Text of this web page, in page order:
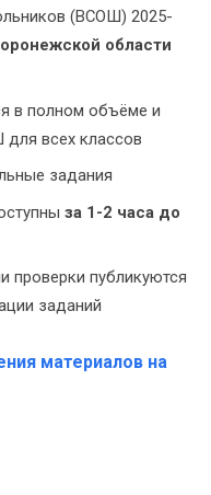
(ВСОШ) 2025-
области
в полном объёме и
всех классов
задания
за 1-2 часа до
проверки публикуются
заданий
материалов на